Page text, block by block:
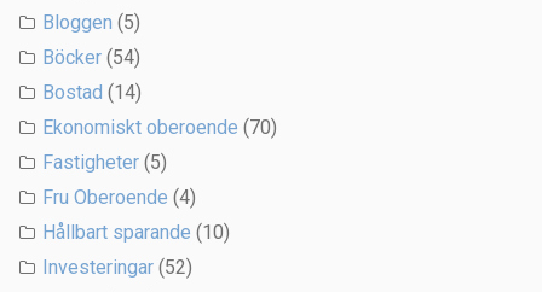
Bloggen (5)
Böcker (54)
Bostad (14)
Ekonomiskt oberoende (70)
Fastigheter (5)
Fru Oberoende (4)
Hållbart sparande (10)
Investeringar (52)